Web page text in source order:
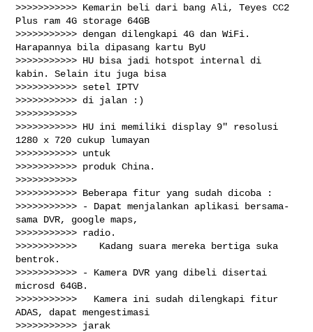
>>>>>>>>>>> Kemarin beli dari bang Ali, Teyes CC2
Plus ram 4G storage 64GB
>>>>>>>>>>> dengan dilengkapi 4G dan WiFi.
Harapannya bila dipasang kartu ByU
>>>>>>>>>>> HU bisa jadi hotspot internal di
kabin. Selain itu juga bisa
>>>>>>>>>>> setel IPTV
>>>>>>>>>>> di jalan :)
>>>>>>>>>>>
>>>>>>>>>>> HU ini memiliki display 9" resolusi
1280 x 720 cukup lumayan
>>>>>>>>>>> untuk
>>>>>>>>>>> produk China.
>>>>>>>>>>>
>>>>>>>>>>> Beberapa fitur yang sudah dicoba :
>>>>>>>>>>> - Dapat menjalankan aplikasi bersama-
sama DVR, google maps,
>>>>>>>>>>> radio.
>>>>>>>>>>>    Kadang suara mereka bertiga suka
bentrok.
>>>>>>>>>>> - Kamera DVR yang dibeli disertai
microsd 64GB.
>>>>>>>>>>>   Kamera ini sudah dilengkapi fitur
ADAS, dapat mengestimasi
>>>>>>>>>>> jarak